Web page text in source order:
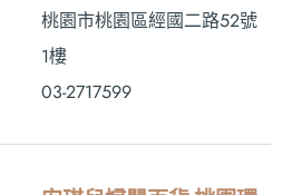
桃園市桃園區經國二路52號
1樓
03-2717599